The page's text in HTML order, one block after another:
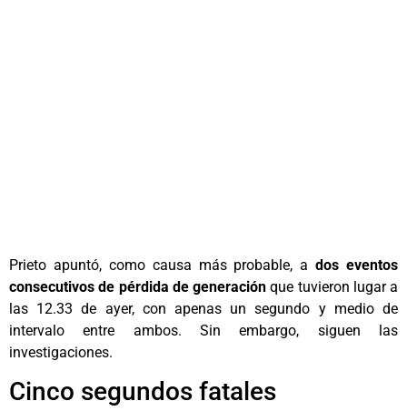
Prieto apuntó, como causa más probable, ados eventos
consecutivos de pérdida de generación que tuvieron lugar a
las 12.33 de ayer, con apenas un segundo y medio de
intervalo entre ambos. Sin embargo, siguen las
investigaciones.
Cinco segundos fatales